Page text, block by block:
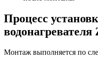
Процесс
водонагревателя
Монтаж выполняется по